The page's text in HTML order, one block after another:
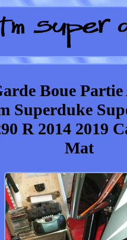
Boue
Superduke
R 2014 2019
Mat